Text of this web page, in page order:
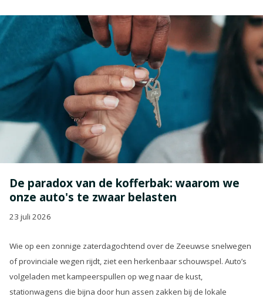
De paradox van de kofferbak: waarom we
onze auto's te zwaar belasten
23 juli 2026
Wie op een zonnige zaterdagochtend over de Zeeuwse snelwegen
of provinciale wegen rijdt, ziet een herkenbaar schouwspel. Auto’s
volgeladen met kampeerspullen op weg naar de kust,
stationwagens die bijna door hun assen zakken bij de lokale